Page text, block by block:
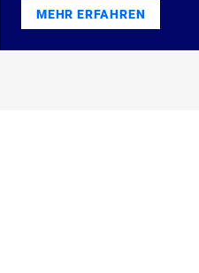
MEHR ERFAHREN